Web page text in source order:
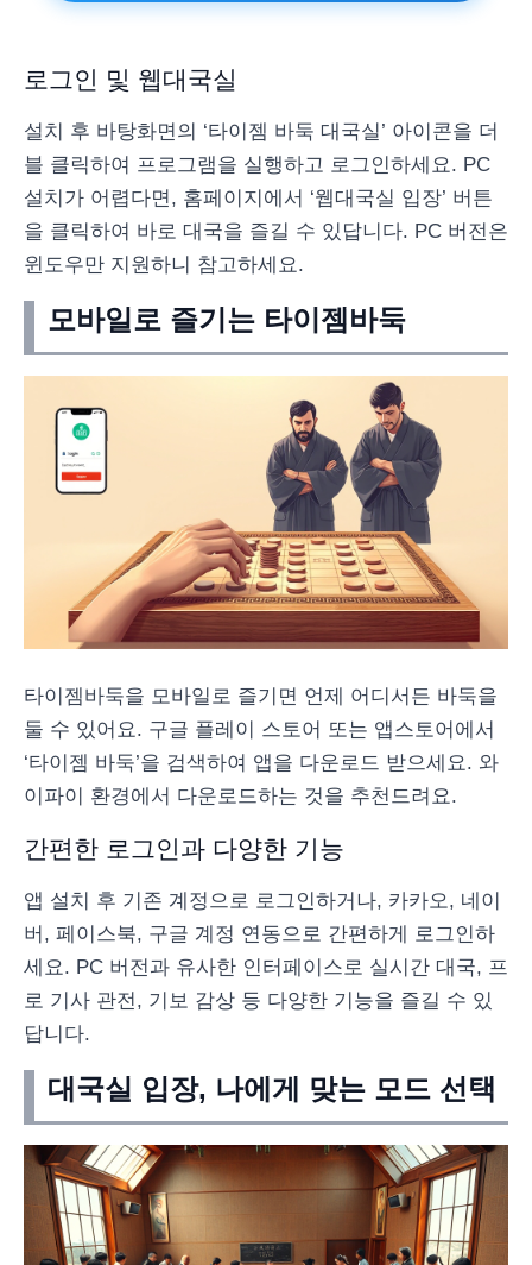
로그인 및 웹대국실
설치 후 바탕화면의 ‘타이젬 바둑 대국실’ 아이콘을 더
블 클릭하여 프로그램을 실행하고 로그인하세요. PC
설치가 어렵다면, 홈페이지에서 ‘웹대국실 입장’ 버튼
을 클릭하여 바로 대국을 즐길 수 있답니다. PC 버전은
윈도우만 지원하니 참고하세요.
모바일로 즐기는 타이젬바둑
타이젬바둑을 모바일로 즐기면 언제 어디서든 바둑을
둘 수 있어요. 구글 플레이 스토어 또는 앱스토어에서
‘타이젬 바둑’을 검색하여 앱을 다운로드 받으세요. 와
이파이 환경에서 다운로드하는 것을 추천드려요.
간편한 로그인과 다양한 기능
앱 설치 후 기존 계정으로 로그인하거나, 카카오, 네이
버, 페이스북, 구글 계정 연동으로 간편하게 로그인하
세요. PC 버전과 유사한 인터페이스로 실시간 대국, 프
로 기사 관전, 기보 감상 등 다양한 기능을 즐길 수 있
답니다.
대국실 입장, 나에게 맞는 모드 선택